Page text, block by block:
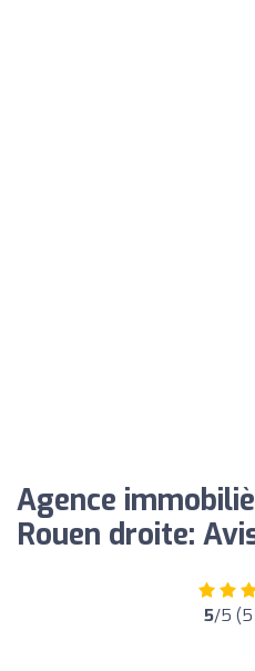
Agence
Rouen droite:
5/5 (5